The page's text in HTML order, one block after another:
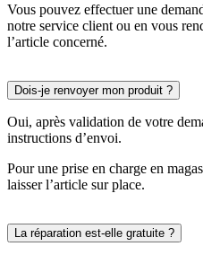
Vous pouvez effectuer une
notre service client ou en vous
l’article concerné.
Dois-je renvoyer mon produit ?
Oui, après validation de votre
instructions d’envoi.
Pour une prise en charge en
laisser l’article sur place.
La réparation est-elle gratuite ?